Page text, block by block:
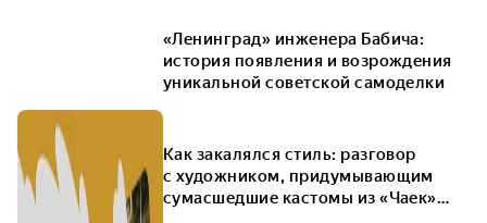
«Ленинград» инженера Бабича:
история появления и возрождения
уникальной советской самоделки
Как закалялся стиль: разговор
с художником, придумывающим
сумасшедшие кастомы из «Чаек»